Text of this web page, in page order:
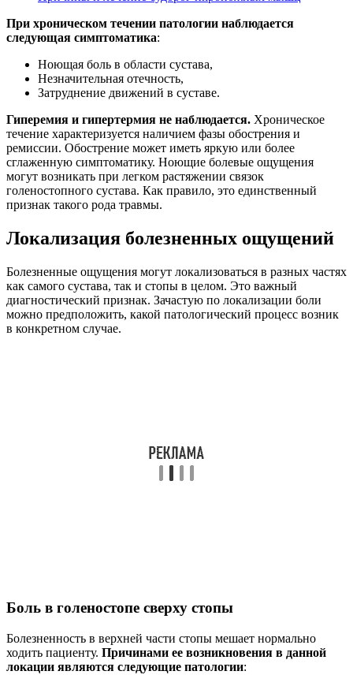
При хроническом течении патологии наблюдается
следующая симптоматика:
Ноющая боль в области сустава,
Незначительная отечность,
Затруднение движений в суставе.
Гиперемия и гипертермия не наблюдается. Хроническое
течение характеризуется наличием фазы обострения и
ремиссии. Обострение может иметь яркую или более
сглаженную симптоматику. Ноющие болевые ощущения
могут возникать при легком растяжении связок
голеностопного сустава. Как правило, это единственный
признак такого рода травмы.
Локализация болезненных ощущений
Болезненные ощущения могут локализоваться в разных частях
как самого сустава, так и стопы в целом. Это важный
диагностический признак. Зачастую по локализации боли
можно предположить, какой патологический процесс возник
в конкретном случае.
Боль в голеностопе сверху стопы
Болезненность в верхней части стопы мешает нормально
ходить пациенту. Причинами ее возникновения в данной
локации являются следующие патологии: